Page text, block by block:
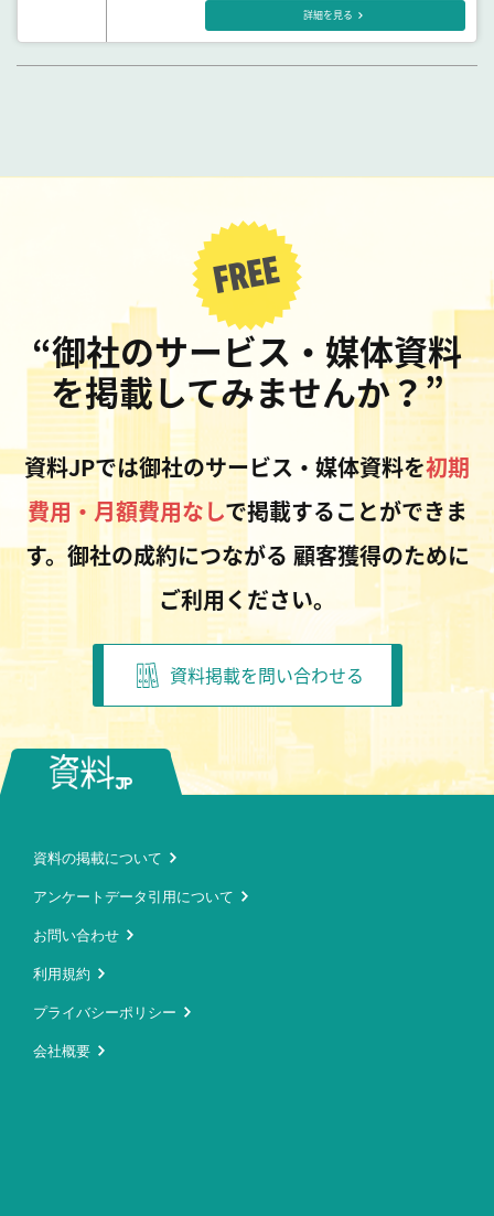
詳細を見る
“御社のサービス・媒体資料
を掲載してみませんか？”
資料JPでは御社のサービス・媒体資料を初期
費用・月額費用なしで掲載することができま
す。御社の成約につながる 顧客獲得のために
ご利用ください。
資料掲載を問い合わせる
資料の掲載について
アンケートデータ引用について
お問い合わせ
利用規約
プライバシーポリシー
会社概要